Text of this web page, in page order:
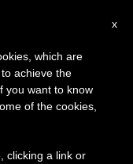
×
la pausa
de verano
también el
x
which are
achieve the
you want to know
of the cookies,
clicking a link or